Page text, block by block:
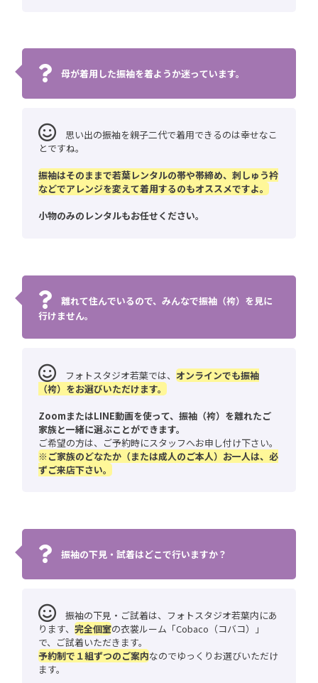
母が着用した振袖を着ようか迷っています。
思い出の振袖を親子二代で着用できるのは幸せなこ
とですね。
振袖はそのままで若葉レンタルの帯や帯締め、刺しゅう衿
などでアレンジを変えて着用するのもオススメですよ。
小物のみのレンタルもお任せください。
離れて住んでいるので、みんなで振袖（袴）を見に
行けません。
フォトスタジオ若葉では、 オンラインでも振袖
（袴）をお選びいただけます。
ZoomまたはLINE動画を使って、振袖（袴）を離れたご
家族と一緒に選ぶことができます。
ご希望の方は、ご予約時にスタッフへお申し付け下さい。
※ご家族のどなたか（または成人のご本人）お一人は、必
ずご来店下さい。
振袖の下見・試着はどこで行いますか？
振袖の下見・ご試着は、フォトスタジオ若葉内にあ
ります、 完全個室の衣裳ルーム「Cobaco（コバコ）」
で、ご試着いただきます。
予約制で１組ずつのご案内なのでゆっくりお選びいただけ
ます。